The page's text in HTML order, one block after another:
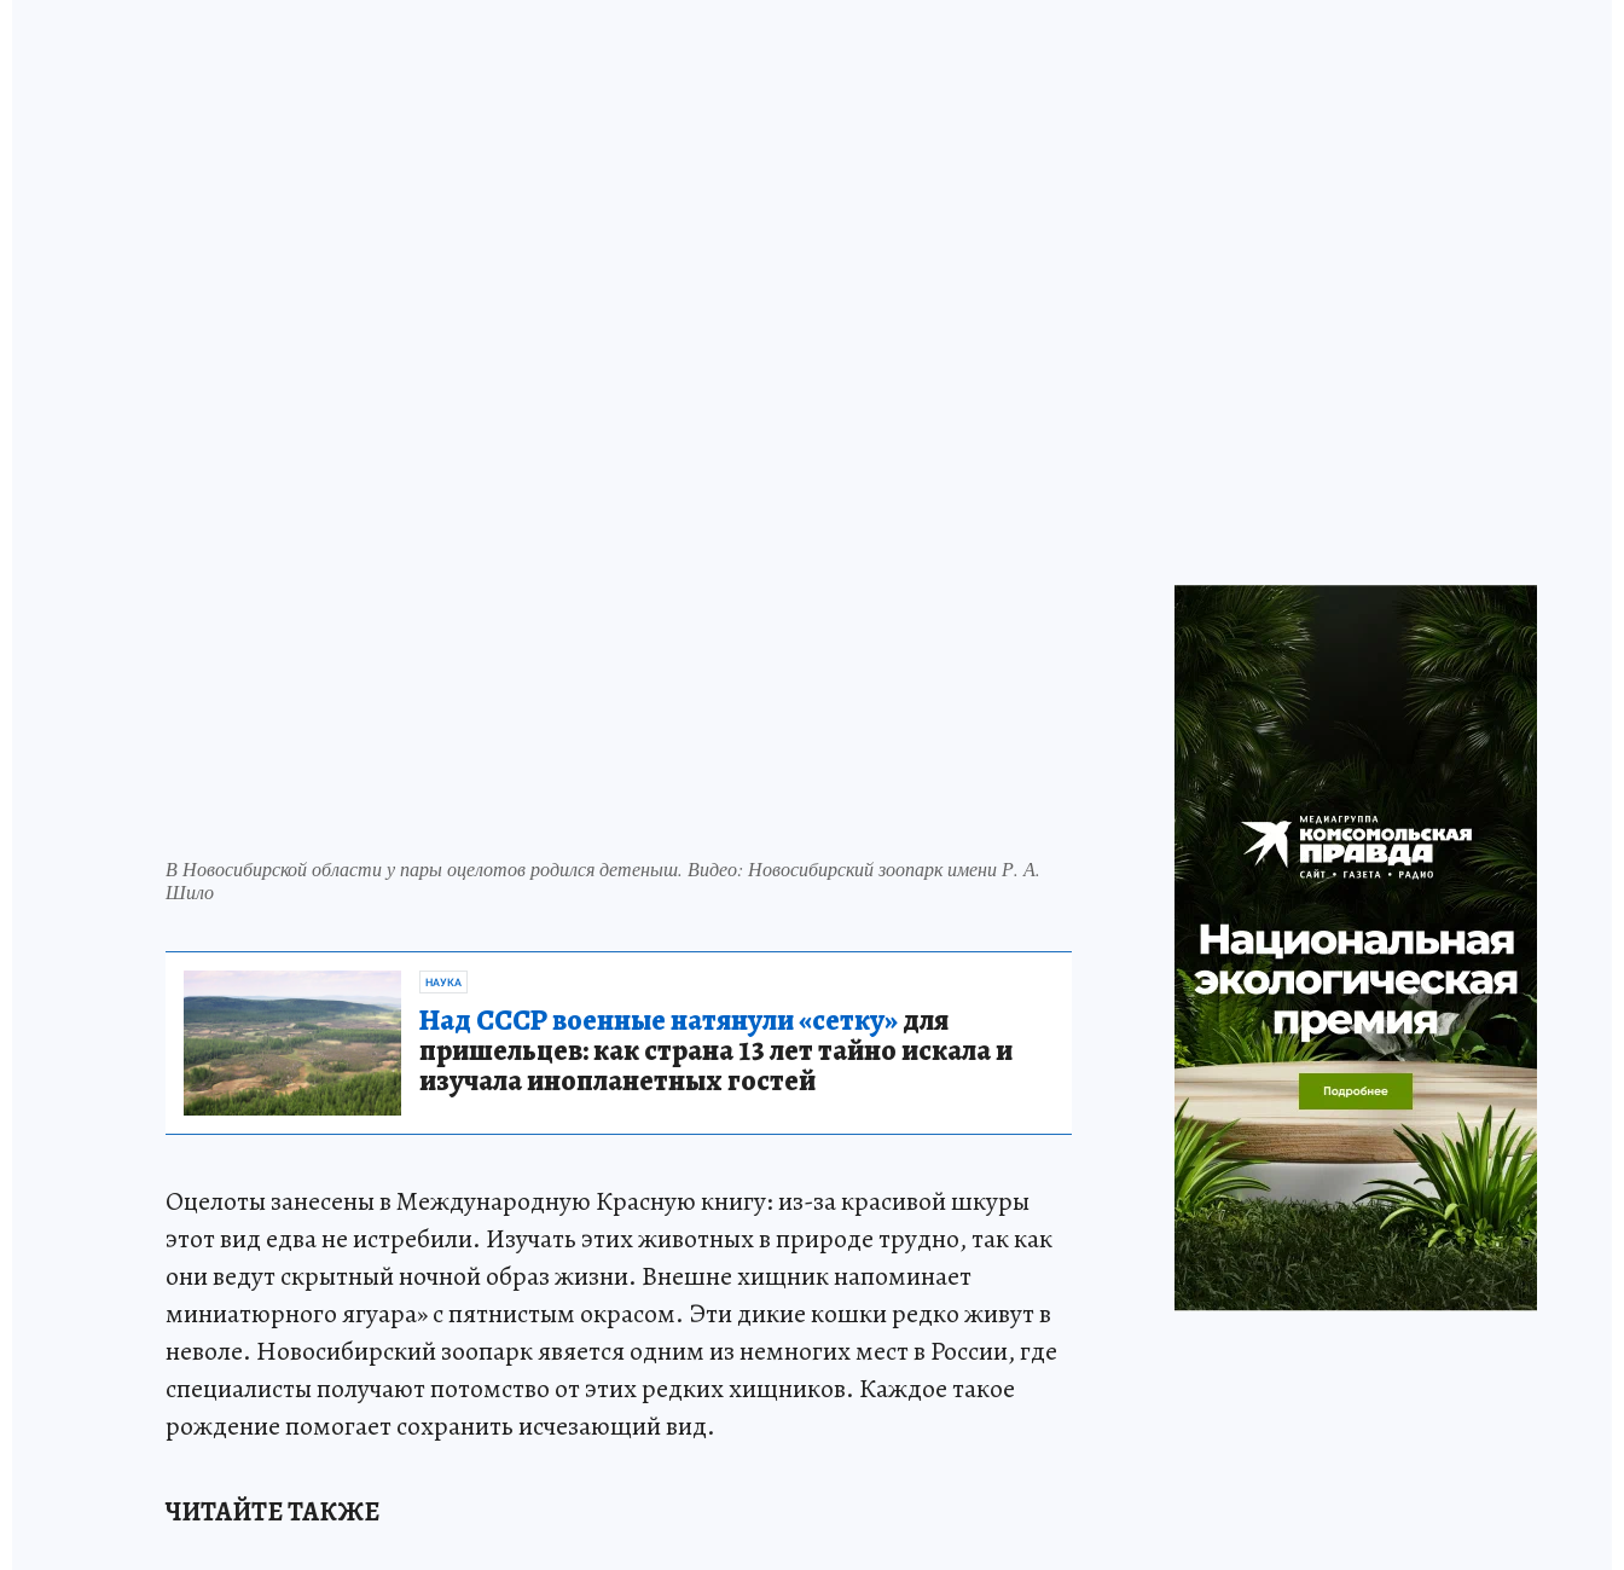
В Новосибирской области у пары оцелотов родился детеныш. Видео: Новосибирский зоопарк имени Р. А.
Шило
НАУКА
Над СССР военные натянули «сетку»для
пришельцев: как страна 13 лет тайно искала и
изучала инопланетных гостей
Оцелоты занесены в Международную Красную книгу: из-за красивой шкуры
этот вид едва не истребили. Изучать этих животных в природе трудно, так как
они ведут скрытный ночной образ жизни. Внешне хищник напоминает
миниатюрного ягуара» с пятнистым окрасом. Эти дикие кошки редко живут в
неволе. Новосибирский зоопарк явяется одним из немногих мест в России, где
специалисты получают потомство от этих редких хищников. Каждое такое
рождение помогает сохранить исчезающий вид.
ЧИТАЙТЕ ТАКЖЕ